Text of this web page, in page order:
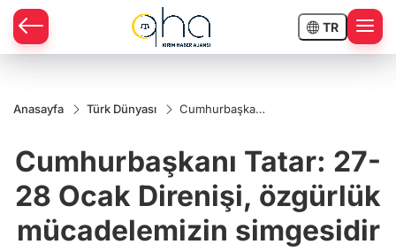
TR
Anasayfa Türk Dünyası
Cumhurbaşkanı
özgürlük
mücadelemizin
Cumhurbaşkanı Tatar: 27-
28 Ocak Direnişi, özgürlük
mücadelemizin simgesidir